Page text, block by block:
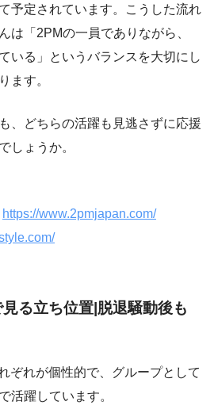
予定されています。こうした流れ
は「2PMの一員でありながら、
いる」というバランスを大切にし
ます。
、どちらの活躍も見逃さずに応援
しょうか。
https://www.2pmjapan.com/
る立ち位置|脱退騒動後も
ぞれが個性的で、グループとして
活躍しています。